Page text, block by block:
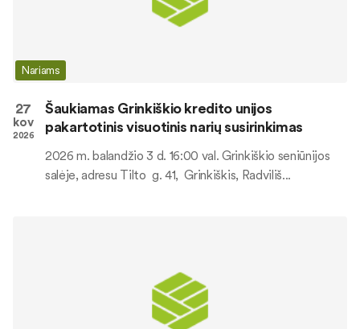
Nariams
27
kov
2026
Šaukiamas Grinkiškio kredito unijos
pakartotinis visuotinis narių susirinkimas
2026 m. balandžio 3 d. 16:00 val. Grinkiškio seniūnijos
salėje, adresu Tilto g. 41, Grinkiškis, Radviliš...